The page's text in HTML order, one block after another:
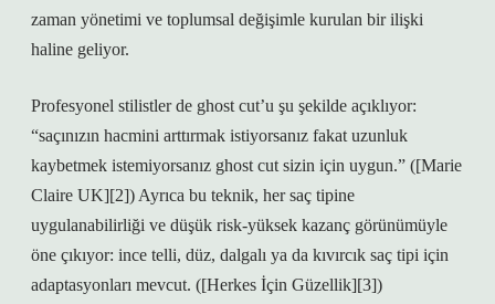
zaman yönetimi ve toplumsal değişimle kurulan bir ilişki
haline geliyor.
Profesyonel stilistler de ghost cut’u şu şekilde açıklıyor:
“saçınızın hacmini arttırmak istiyorsanız fakat uzunluk
kaybetmek istemiyorsanız ghost cut sizin için uygun.” ([Marie
Claire UK][2]) Ayrıca bu teknik, her saç tipine
uygulanabilirliği ve düşük risk‑yüksek kazanç görünümüyle
öne çıkıyor: ince telli, düz, dalgalı ya da kıvırcık saç tipi için
adaptasyonları mevcut. ([Herkes İçin Güzellik][3])